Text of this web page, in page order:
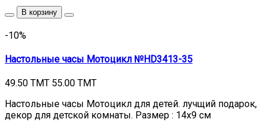
В корзину
-10%
Настольные часы Мотоцикл №HD3413-35
49.50 TMT 55.00 TMT
Настольные часы Мотоцикл для детей. лучщий подарок,
декор для детской комнаты. Размер : 14х9 см